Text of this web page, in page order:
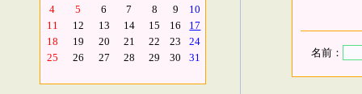
4
5 6 7 8 9
10
11
12 13 14 15 16
17
18
19 20 21 22 23
24
25
26 27 28 29 30 31 名前：